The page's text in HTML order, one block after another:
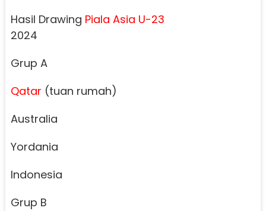
Hasil Drawing Piala Asia U-23
2024
Grup A
Qatar (tuan rumah)
Australia
Yordania
Indonesia
Grup B